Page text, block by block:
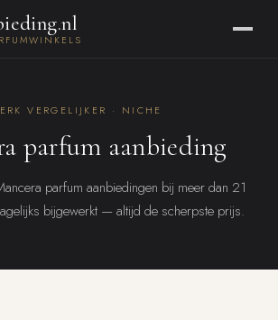
VERGELIJKER · NICHE
parfum aanbieding
parfum aanbiedingen bij meer dan 21
bijgewerkt — altijd de scherpste prijs.